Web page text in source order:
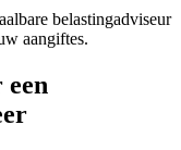
belastingadviseur
aangiftes.
een